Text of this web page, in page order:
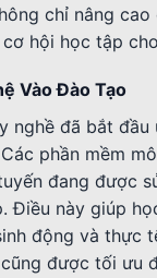
chỉ nâng
hội học tập
Vào Đào Tạo
nghề đã bắt đầu
phần mềm
đang được
Điều này giúp
động và thực
được tối ưu